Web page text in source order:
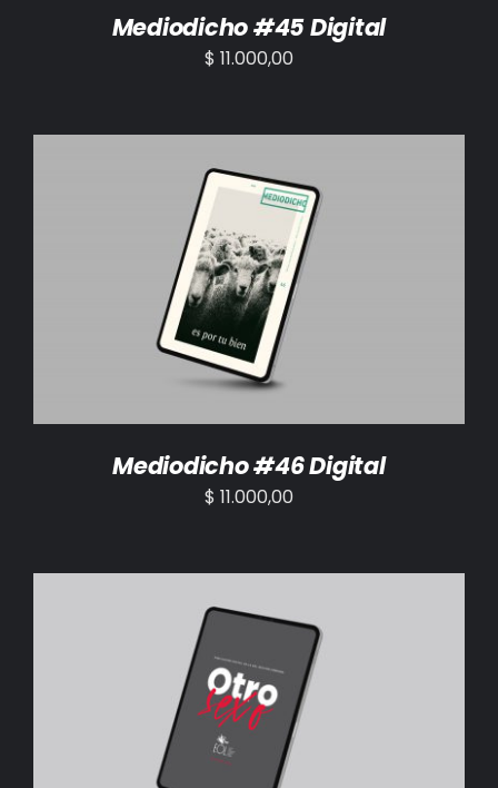
Mediodicho #45 Digital
$ 11.000,00
AÑADIR AL CARRITO /
Mediodicho #46 Digital
$ 11.000,00
AÑADIR AL CARRITO /